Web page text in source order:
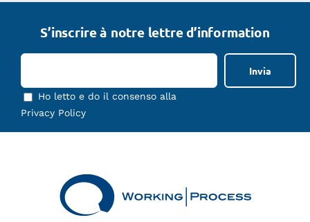
S’inscrire à notre lettre d’information
Ho letto e do il consenso alla
Privacy Policy